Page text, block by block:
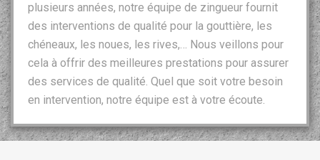
plusieurs années, notre équipe de zingueur fournit
des interventions de qualité pour la gouttière, les
chéneaux, les noues, les rives,… Nous veillons pour
cela à offrir des meilleures prestations pour assurer
des services de qualité. Quel que soit votre besoin
en intervention, notre équipe est à votre écoute.